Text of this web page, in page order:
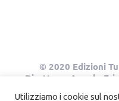
© 2020 Edizioni
Direttore: Angelo
Utilizziamo i cookie sul